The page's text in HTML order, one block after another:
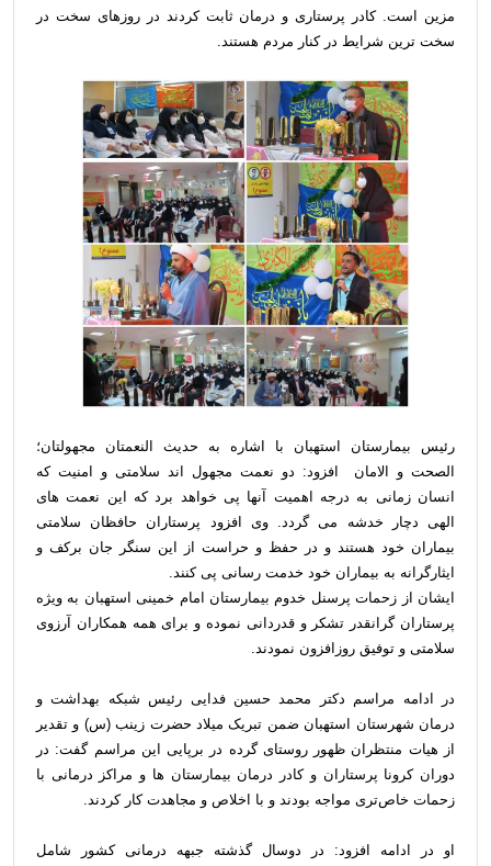
مزین است. کادر پرستاری و درمان ثابت کردند در روزهای سخت در
سخت ترین شرایط در کنار مردم هستند.
رئیس بیمارستان استهبان با اشاره به حدیث النعمتان مجهولتان؛
الصحت و الامان افزود: دو نعمت مجهول اند سلامتی و امنیت که
انسان زمانی به درجه اهمیت آنها پی خواهد برد که این نعمت های
الهی دچار خدشه می گردد. وی افزود پرستاران حافظان سلامتی
بیماران خود هستند و در حفظ و حراست از این سنگر جان برکف و
ایثارگرانه به بیماران خود خدمت رسانی پی کنند.
ایشان از زحمات پرسنل خدوم بیمارستان امام خمینی استهبان به ویژه
پرستاران گرانقدر تشکر و قدردانی نموده و برای همه همکاران آرزوی
سلامتی و توفیق روزافزون نمودند.
در ادامه مراسم دکتر محمد حسین فدایی رئیس شبکه بهداشت و
درمان شهرستان استهبان ضمن تبریک میلاد حضرت زینب (س) و تقدیر
از هیات منتظران ظهور روستای گرده در برپایی این مراسم گفت: در
دوران کرونا پرستاران و کادر درمان بیمارستان ها و مراکز درمانی با
زحمات خاص‌تری مواجه‌ بودند و با اخلاص و مجاهدت کار کردند.
او در ادامه افزود: در دوسال گذشته جبهه درمانی کشور شامل